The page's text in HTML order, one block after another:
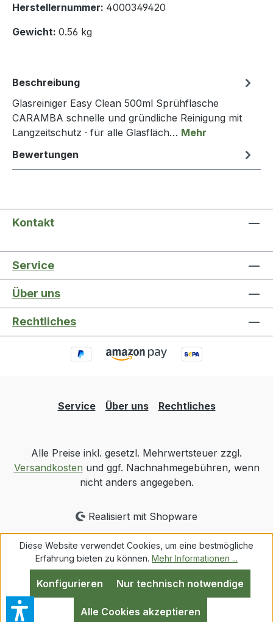
Herstellernummer: 4000349420
Gewicht: 0.56 kg
Beschreibung
Glasreiniger Easy Clean 500ml Sprühflasche
CARAMBA schnelle und gründliche Reinigung mit
Langzeitschutz · für alle Glasfläch… Mehr
Bewertungen
Kontakt
Service
Über uns
Rechtliches
Service Über uns Rechtliches
Alle Preise inkl. gesetzl. Mehrwertsteuer zzgl.
Versandkosten und ggf. Nachnahmegebühren, wenn
nicht anders angegeben.
Realisiert mit Shopware
Diese Website verwendet Cookies, um eine bestmögliche
Erfahrung bieten zu können. Mehr Informationen ...
Nur technisch notwendige
Konfigurieren
Alle Cookies akzeptieren